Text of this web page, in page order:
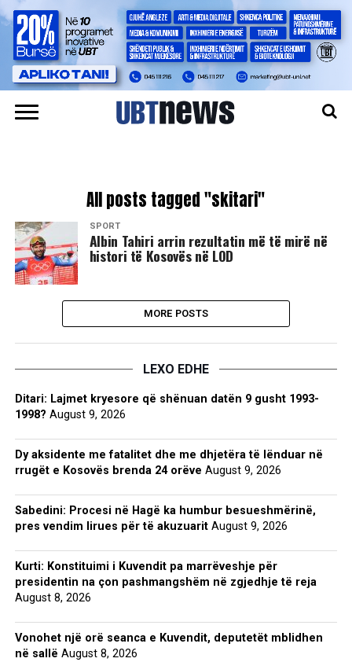
All posts tagged "skitari"
SPORT
Albin Tahiri arrin rezultatin më të mirë në
histori të Kosovës në LOD
MORE POSTS
LEXO EDHE
Ditari: Lajmet kryesore që shënuan datën 9 gusht 1993-
1998? August 9, 2026
Dy aksidente me fatalitet dhe me dhjetëra të lënduar në
rrugët e Kosovës brenda 24 orëve August 9, 2026
Sabedini: Procesi në Hagë ka humbur besueshmërinë,
pres vendim lirues për të akuzuarit August 9, 2026
Kurti: Konstituimi i Kuvendit pa marrëveshje për
presidentin na çon pashmangshëm në zgjedhje të reja
August 8, 2026
Vonohet një orë seanca e Kuvendit, deputetët mblidhen
në sallë August 8, 2026